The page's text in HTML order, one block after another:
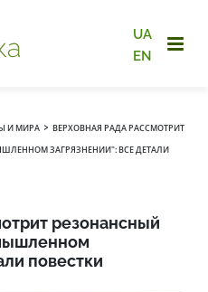
UA
EN
И МИРА › ВЕРХОВНАЯ РАДА РАССМОТРИТ
ЗАГРЯЗНЕНИИ": ВСЕ ДЕТАЛИ
резонансный
повестки